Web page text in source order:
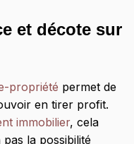
et décote sur
propriété permet de
en tirer profit.
immobilier, cela
la possibilité